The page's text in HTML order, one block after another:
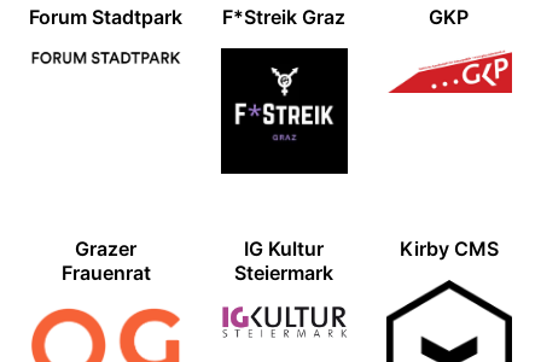
Forum Stadtpark F*Streik Graz GKP
Grazer
Frauenrat
IG Kultur
Steiermark
Kirby CMS